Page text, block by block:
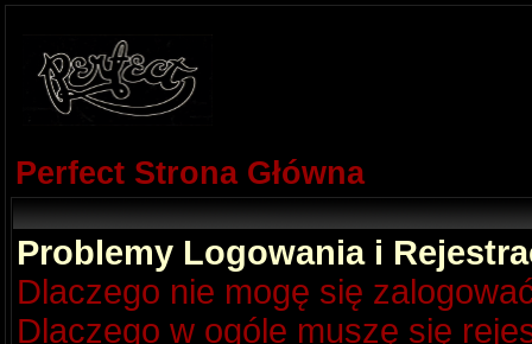
Perfect Strona Główna
Problemy Logowania i
Dlaczego nie mogę się
Dlaczego w ogóle muszę się